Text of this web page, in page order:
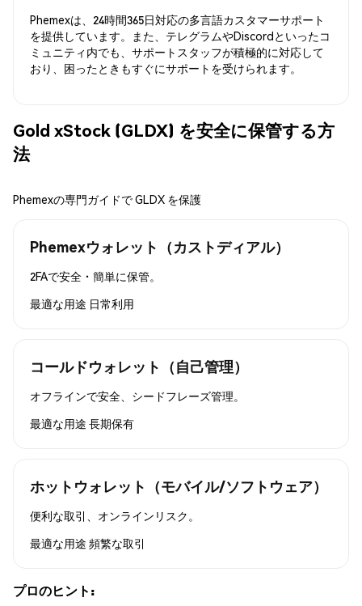
Phemexは、24時間365日対応の多言語カスタマーサポート
を提供しています。また、テレグラムやDiscordといったコ
ミュニティ内でも、サポートスタッフが積極的に対応して
おり、困ったときもすぐにサポートを受けられます。
Gold xStock (GLDX) を安全に保管する方
法
Phemexの専門ガイドで GLDX を保護
Phemexウォレット（カストディアル）
2FAで安全・簡単に保管。
最適な用途 日常利用
コールドウォレット（自己管理）
オフラインで安全、シードフレーズ管理。
最適な用途 長期保有
ホットウォレット（モバイル/ソフトウェア）
便利な取引、オンラインリスク。
最適な用途 頻繁な取引
プロのヒント: